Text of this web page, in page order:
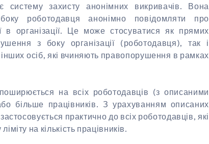
систему захисту анонімних викривачів. Вона
роботодавця анонімно повідомляти про
в організації. Це може стосуватися як прямих
з боку організації (роботодавця), так і
осіб, які вчиняють правопорушення в рамках
на всіх роботодавців (з описаними
більше працівників. З урахуванням описаних
практично до всіх роботодавців, які
на кількість працівників.